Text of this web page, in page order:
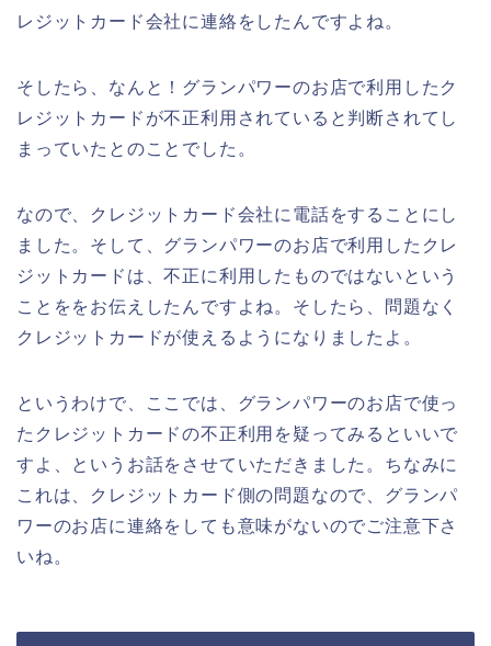
レジットカード会社に連絡をしたんですよね。
そしたら、なんと！グランパワーのお店で利用したク
レジットカードが不正利用されていると判断されてし
まっていたとのことでした。
なので、クレジットカード会社に電話をすることにし
ました。そして、グランパワーのお店で利用したクレ
ジットカードは、不正に利用したものではないという
ことををお伝えしたんですよね。そしたら、問題なく
クレジットカードが使えるようになりましたよ。
というわけで、ここでは、グランパワーのお店で使っ
たクレジットカードの不正利用を疑ってみるといいで
すよ、というお話をさせていただきました。ちなみに
これは、クレジットカード側の問題なので、グランパ
ワーのお店に連絡をしても意味がないのでご注意下さ
いね。